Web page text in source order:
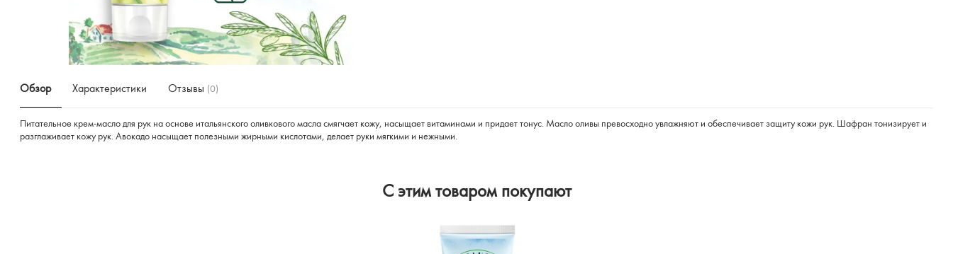
Обзор Характеристики Отзывы (0)
Питательное крем-масло для рук на основе итальянского оливкового масла смягчает кожу, насыщает витаминами и придает тонус. Масло оливы превосходно увлажняют и обеспечивает защиту кожи рук. Шафран тонизирует и
разглаживает кожу рук. Авокадо насыщает полезными жирными кислотами, делает руки мягкими и нежными.
C этим товаром покупают